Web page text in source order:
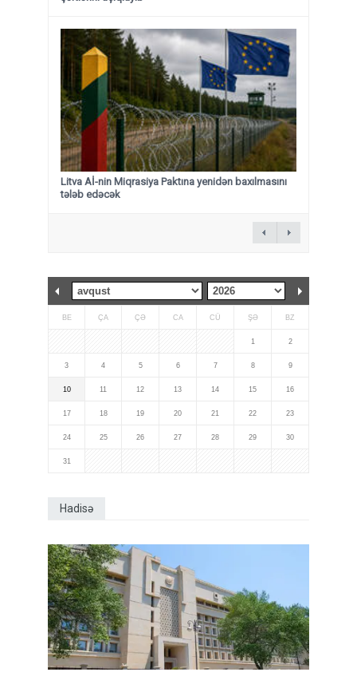
Litva Aİ-nin Miqrasiya Paktına yenidən baxılmasını
tələb edəcək
BE ÇA ÇƏ CA CÜ ŞƏ BZ
1 2
3 4 5 6 7 8 9
10 11 12 13 14 15 16
17 18 19 20 21 22 23
24 25 26 27 28 29 30
31
Hadisə